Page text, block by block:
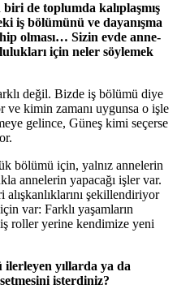
de toplumda kalıplaşmış
iş bölümünü ve dayanışma
olması… Sizin evde anne-
için neler söylemek
değil. Bizde iş bölümü diye
ve kimin zamanı uygunsa o işle
gelince, Güneş kimi seçerse
bölümü için, yalnız annelerin
annelerin yapacağı işler var.
şekillendiriyor
var: Farklı yaşamların
roller yerine kendimize yeni
ilerleyen yıllarda ya da
isterdiniz?